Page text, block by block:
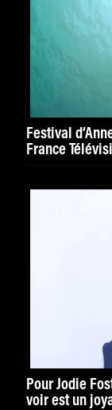
Festival
France
Pour Jodie
voir est un